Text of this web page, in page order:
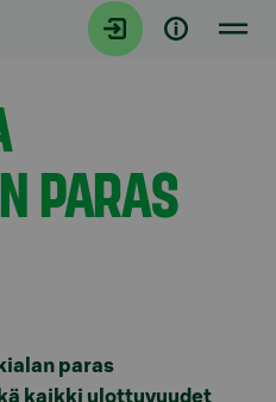
PARAS
paras
kaikki ulottuvuudet